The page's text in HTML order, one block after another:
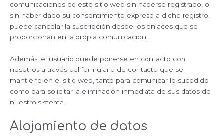
comunicaciones de este sitio web sin haberse registrado, o
sin haber dado su consentimiento expreso a dicho registro,
puede cancelar la suscripción desde los enlaces que se
proporcionan en la propia comunicación.
Además, el usuario puede ponerse en contacto con
nosotros a través del formulario de contacto que se
mantiene en el sitio web, tanto para comunicar lo sucedido
como para solicitar la eliminación inmediata de sus datos de
nuestro sistema.
Alojamiento de datos